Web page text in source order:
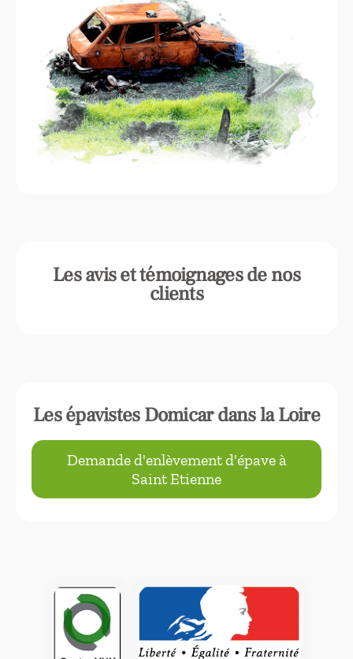
Les avis et témoignages de nos
clients
Les épavistes Domicar dans la Loire
Demande d'enlèvement d'épave à
Saint Etienne